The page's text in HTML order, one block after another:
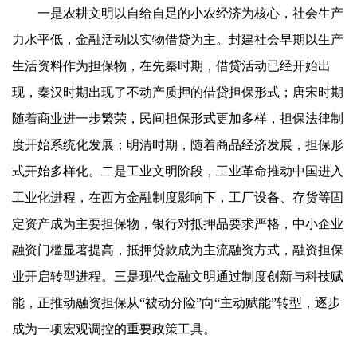
一是农耕文明以自给自足的小农经济为核心，社会生产
力水平低，金融活动以实物借贷为主。封建社会早期以生产
生活资料作为担保物，在先秦时期，借贷活动已经开始出
现，秦汉时期出现了不动产质押的借贷担保形式；唐宋时期
随着商业进一步繁荣，民间担保形式更加多样，担保法律制
度开始系统化发展；明清时期，随着商品经济发展，担保形
式开始多样化。二是工业文明阶段，工业革命推动中国进入
工业化进程，在西方金融制度影响下，工厂设备、存货等固
定资产成为主要担保物，银行对抵押品要求严格，中小企业
融资门槛显著提高，抵押贷款成为主流融资方式，融资担保
业开启转型进程。三是现代金融文明通过制度创新与科技赋
能，正推动融资担保从“被动分险”向“主动赋能”转型，逐步
成为一项宏观调控的重要政策工具。